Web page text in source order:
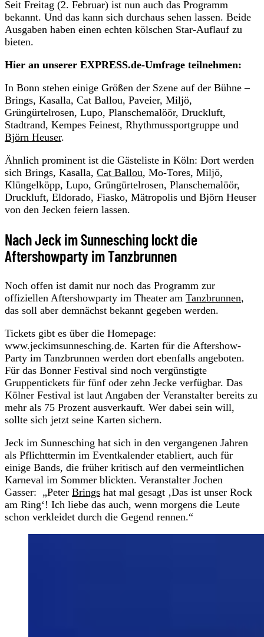
Seit Freitag (2. Februar) ist nun auch das Programm
bekannt. Und das kann sich durchaus sehen lassen. Beide
Ausgaben haben einen echten kölschen Star-Auflauf zu
bieten.
Hier an unserer EXPRESS.de-Umfrage teilnehmen:
In Bonn stehen einige Größen der Szene auf der Bühne –
Brings, Kasalla, Cat Ballou, Paveier, Miljö,
Grüngürtelrosen, Lupo, Planschemalöör, Druckluft,
Stadtrand, Kempes Feinest, Rhythmussportgruppe und
Björn Heuser.
Ähnlich prominent ist die Gästeliste in Köln: Dort werden
sich Brings, Kasalla, Cat Ballou, Mo-Tores, Miljö,
Klüngelköpp, Lupo, Grüngürtelrosen, Planschemalöör,
Druckluft, Eldorado, Fiasko, Mätropolis und Björn Heuser
von den Jecken feiern lassen.
Nach Jeck im Sunnesching lockt die
Aftershowparty im Tanzbrunnen
Noch offen ist damit nur noch das Programm zur
offiziellen Aftershowparty im Theater am Tanzbrunnen,
das soll aber demnächst bekannt gegeben werden.
Tickets gibt es über die Homepage:
www.jeckimsunnesching.de. Karten für die Aftershow-
Party im Tanzbrunnen werden dort ebenfalls angeboten.
Für das Bonner Festival sind noch vergünstigte
Gruppentickets für fünf oder zehn Jecke verfügbar. Das
Kölner Festival ist laut Angaben der Veranstalter bereits zu
mehr als 75 Prozent ausverkauft. Wer dabei sein will,
sollte sich jetzt seine Karten sichern.
Jeck im Sunnesching hat sich in den vergangenen Jahren
als Pflichttermin im Eventkalender etabliert, auch für
einige Bands, die früher kritisch auf den vermeintlichen
Karneval im Sommer blickten. Veranstalter Jochen
Gasser: „Peter Brings hat mal gesagt ‚Das ist unser Rock
am Ring‘! Ich liebe das auch, wenn morgens die Leute
schon verkleidet durch die Gegend rennen.“